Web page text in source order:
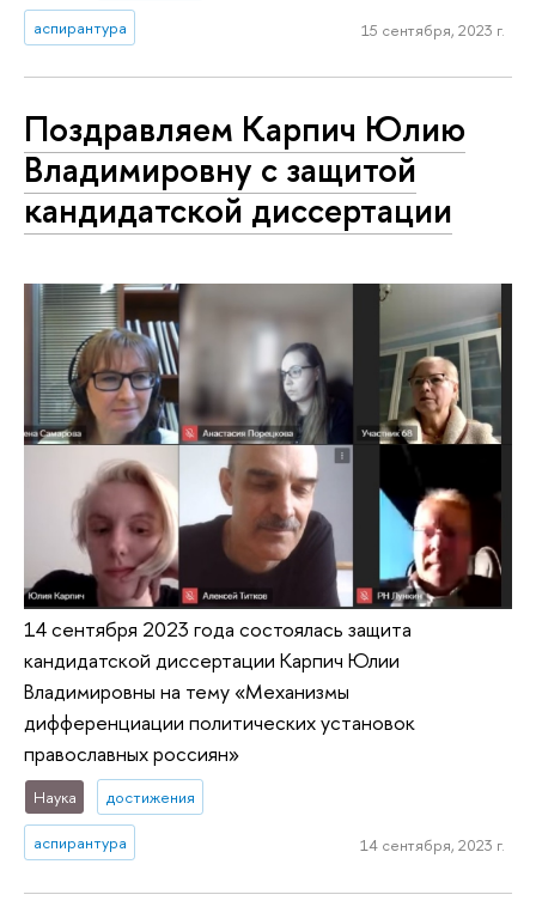
аспирантура 15 сентября, 2023 г.
Поздравляем Карпич Юлию
Владимировну с защитой
кандидатской диссертации
14 сентября 2023 года состоялась защита
кандидатской диссертации Карпич Юлии
Владимировны на тему «Механизмы
дифференциации политических установок
православных россиян»
Наука достижения
аспирантура 14 сентября, 2023 г.